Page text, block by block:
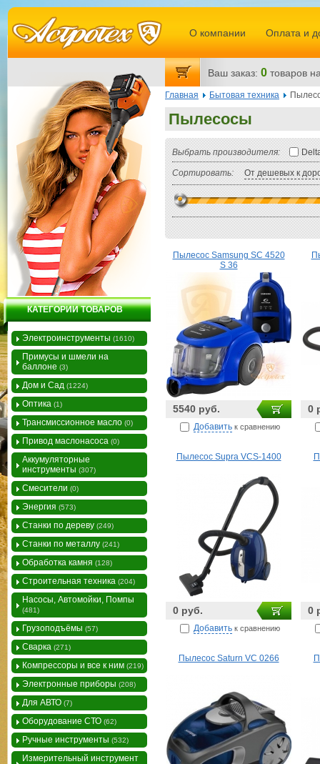
Главная Бытовая техника
Пылесосы
Выбрать производителя:
Сортировать: От дешевых к
Пылесос Samsung SC 4520
S 36
5540 руб.
Добавить к сравнению
0
Пылесос Supra VCS-1400
0 руб.
Добавить к сравнению
0
Пылесос Saturn VC 0266
КАТЕГОРИИ ТОВАРОВ
Электроинструменты (1610)
Примусы и шмели на
баллоне (3)
Дом и Сад (1224)
Оптика (1)
Трансмиссионное масло (0)
Привод маслонасоса (0)
Аккумуляторные
инструменты (307)
Смесители (0)
Энергия (573)
Станки по дереву (249)
Станки по металлу (241)
Обработка камня (128)
Строительная техника (204)
Насосы, Автомойки, Помпы
(481)
Грузоподъёмы (57)
Сварка (271)
Компрессоры и все к ним (219)
Электронные приборы (208)
Для АВТО (7)
Оборудование СТО (62)
Ручные инструменты (532)
Измерительный инструмент
О компании Оплата и
Ваш заказ: 0 товаров